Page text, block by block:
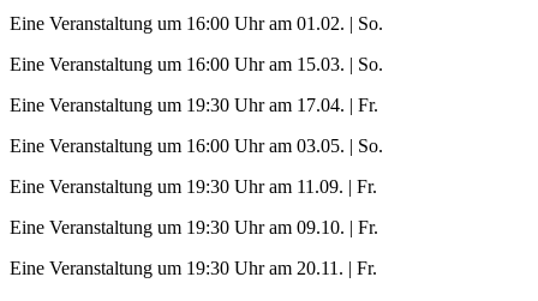
Eine Veranstaltung um 16:00 Uhr am 01.02. | So.
Eine Veranstaltung um 16:00 Uhr am 15.03. | So.
Eine Veranstaltung um 19:30 Uhr am 17.04. | Fr.
Eine Veranstaltung um 16:00 Uhr am 03.05. | So.
Eine Veranstaltung um 19:30 Uhr am 11.09. | Fr.
Eine Veranstaltung um 19:30 Uhr am 09.10. | Fr.
Eine Veranstaltung um 19:30 Uhr am 20.11. | Fr.